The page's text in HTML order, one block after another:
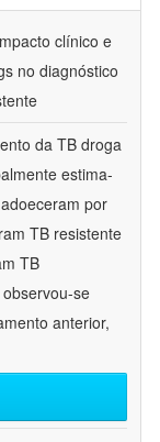
clínico e
no diagnóstico
da TB droga
estima-
por
TB resistente
TB
se
anterior,